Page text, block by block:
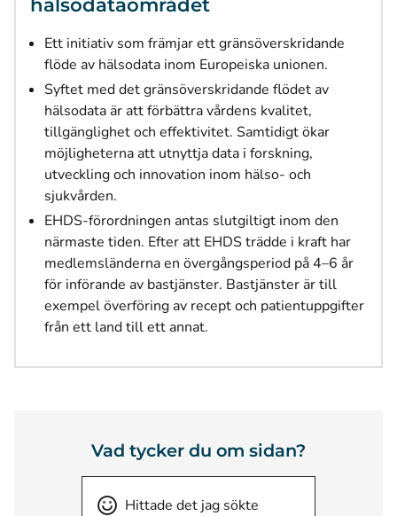
Ett initiativ som främjar ett gränsöverskridande
flöde av hälsodata inom Europeiska unionen.
Syftet med det gränsöverskridande flödet av
hälsodata är att förbättra vårdens kvalitet,
tillgänglighet och effektivitet. Samtidigt ökar
möjligheterna att utnyttja data i forskning,
utveckling och innovation inom hälso- och
sjukvården.
EHDS-förordningen antas slutgiltigt inom den
närmaste tiden. Efter att EHDS trädde i kraft har
medlemsländerna en övergångsperiod på 4–6 år
för införande av bastjänster. Bastjänster är till
exempel överföring av recept och patientuppgifter
från ett land till ett annat.
Vad tycker du om sidan?
Hittade det jag sökte